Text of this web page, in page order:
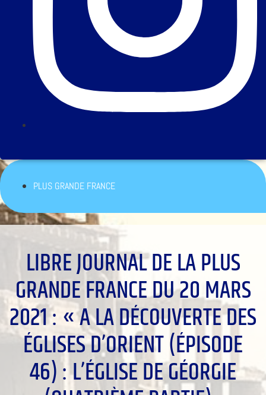
PLUS GRANDE FRANCE
LIBRE JOURNAL DE LA PLUS
GRANDE FRANCE DU 20 MARS
2021 : « A LA DÉCOUVERTE DES
ÉGLISES D’ORIENT (ÉPISODE
46) : L’ÉGLISE DE GÉORGIE